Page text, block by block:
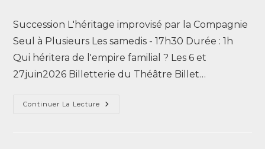
Succession L'héritage improvisé par la Compagnie
Seul à Plusieurs Les samedis - 17h30 Durée : 1h
Qui héritera de l'empire familial ? Les 6 et
27juin2026 Billetterie du Théâtre Billet…
Continuer La Lecture